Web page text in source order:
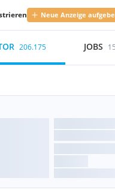
Neue Anzeige
206.175 JOBS